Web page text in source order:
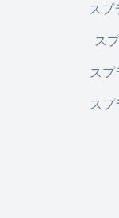
スプ
ス
スプ
スプ